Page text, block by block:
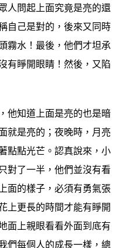
人問起上面究竟是亮的還
自己是對的，後來又同時
霧水！最後，他們才坦承
有睜開眼睛！然後，又陷
他知道上面是亮的也是暗
就是亮的；夜晚時，月亮
點點光芒。認真說來，小
對了一半，他們並沒有看
面的樣子，必須有勇氣張
上更長的時間才能有睜開
面上親眼看看外面到底有
們每個人的成長一樣，總